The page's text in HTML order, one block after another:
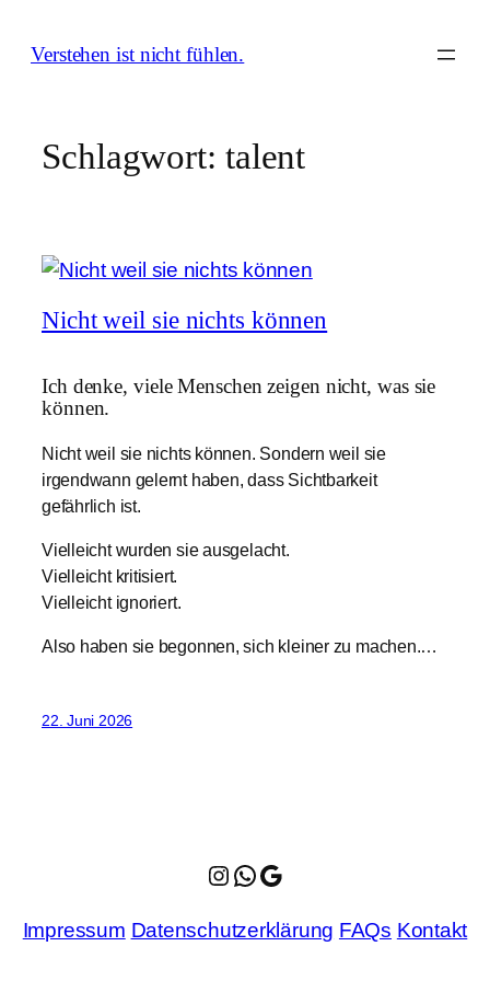
Inhalt
Verstehen ist nicht fühlen.
Schlagwort: talent
Nicht weil sie nichts können
Ich denke, viele Menschen zeigen nicht, was sie
können.
Nicht weil sie nichts können. Sondern weil sie
irgendwann gelernt haben, dass Sichtbarkeit
gefährlich ist.
Vielleicht wurden sie ausgelacht.
Vielleicht kritisiert.
Vielleicht ignoriert.
Also haben sie begonnen, sich kleiner zu machen.…
22. Juni 2026
Instagram
WhatsApp
Google Maps
Impressum Datenschutzerklärung FAQs Kontakt